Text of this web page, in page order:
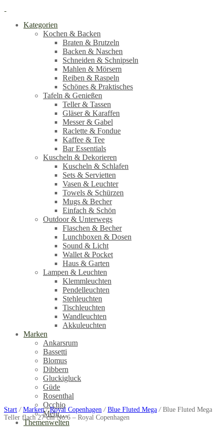
Kategorien
Kochen & Backen
Braten & Brutzeln
Backen & Naschen
Schneiden & Schnipseln
Mahlen & Mörsern
Reiben & Raspeln
Schönes & Praktisches
Tafeln & Genießen
Teller & Tassen
Gläser & Karaffen
Messer & Gabel
Raclette & Fondue
Kaffee & Tee
Bar Essentials
Kuscheln & Dekorieren
Kuscheln & Schlafen
Sets & Servietten
Vasen & Leuchter
Towels & Schürzen
Mugs & Becher
Einfach & Schön
Outdoor & Unterwegs
Flaschen & Becher
Lunchboxen & Dosen
Sound & Licht
Wallet & Pocket
Haus & Garten
Lampen & Leuchten
Klemmleuchten
Pendelleuchten
Stehleuchten
Tischleuchten
Wandleuchten
Akkuleuchten
Marken
Ankarsrum
Bassetti
Blomus
Dibbern
Gluckigluck
Güde
Rosenthal
Occhio
Mehr…
Themenwelten
Start / Marken / Royal Copenhagen / Blue Fluted Mega /Blue Fluted Mega
Teller flach 27 cm No.6 – Royal Copenhagen